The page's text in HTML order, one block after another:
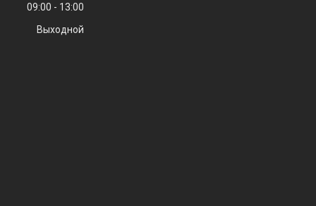
09:00
13:00
Выходной